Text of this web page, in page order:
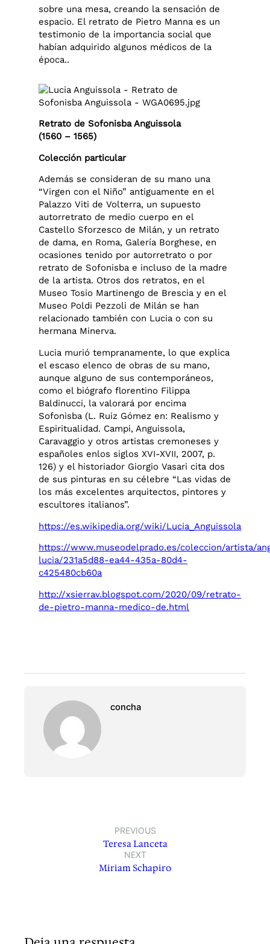
sobre una mesa, creando la sensación de
espacio. El retrato de Pietro Manna es un
testimonio de la importancia social que
habían adquirido algunos médicos de la
época..
Retrato de Sofonisba Anguissola
(1560 – 1565)
Colección particular
Además se consideran de su mano una
“Virgen con el Niño” antiguamente en el
Palazzo Viti de Volterra, un supuesto
autorretrato de medio cuerpo en el
Castello Sforzesco de Milán, y un retrato
de dama, en Roma, Galería Borghese, en
ocasiones tenido por autorretrato o por
retrato de Sofonisba e incluso de la madre
de la artista. Otros dos retratos, en el
Museo Tosio Martinengo de Brescia y en el
Museo Poldi Pezzoli de Milán se han
relacionado también con Lucia o con su
hermana Minerva.
Lucia murió tempranamente, lo que explica
el escaso elenco de obras de su mano,
aunque alguno de sus contemporáneos,
como el biógrafo florentino Filippa
Baldinucci, la valorará por encima
Sofonisba (L. Ruiz Gómez en: Realismo y
Espiritualidad. Campi, Anguissola,
Caravaggio y otros artistas cremoneses y
españoles enlos siglos XVI-XVII, 2007, p.
126) y el historiador Giorgio Vasari cita dos
de sus pinturas en su célebre “Las vidas de
los más excelentes arquitectos, pintores y
escultores italianos”.
https://es.wikipedia.org/wiki/Lucia_Anguissola
https://www.museodelprado.es/coleccion/artista/
lucia/231a5d88-ea44-435a-80d4-
c425480cb60a
http://xsierrav.blogspot.com/2020/09/retrato-
de-pietro-manna-medico-de.html
concha
PREVIOUS
Teresa Lanceta
NEXT
Miriam Schapiro